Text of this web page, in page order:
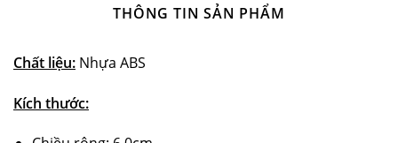
THÔNG TIN SẢN PHẨM
Chất liệu: Nhựa ABS
Kích thước: